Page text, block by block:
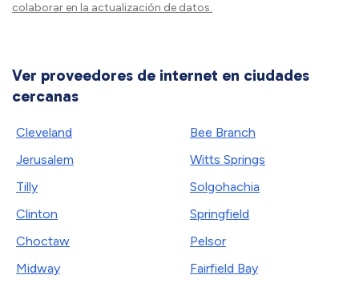
colaborar en la actualización de datos.
Ver proveedores de internet en ciudades
cercanas
Cleveland
Jerusalem
Tilly
Clinton
Choctaw
Midway
Bee Branch
Witts Springs
Solgohachia
Springfield
Pelsor
Fairfield Bay